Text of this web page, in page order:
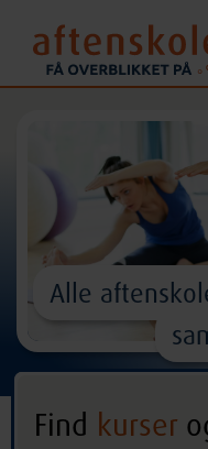
Alle
Find kurser